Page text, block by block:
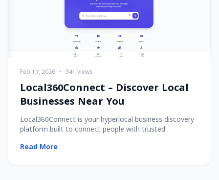
Feb 17, 2026 • 341 views
Local360Connect – Discover Local
Businesses Near You
Local360Connect is your hyperlocal business discovery
platform built to connect people with trusted
Read More